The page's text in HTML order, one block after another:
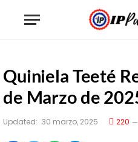
Quiniela Teeté
de Marzo de
Updated: 30 marzo, 2025 220